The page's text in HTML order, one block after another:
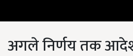
अगले निर्णय तक